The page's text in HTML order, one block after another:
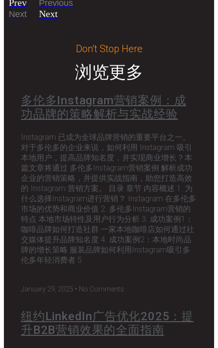
Prev
Previous
Next
Next
Don’t Stop Here
浏览更多
多伦多Instagram营销案例：成
功品牌的策略解析与实战经验
Instagram 已成为全球品牌营销的重要平台之一。
对于多伦多的企业来说，如何利用 Instagram 吸引
本地用户，提高品牌知名度，并实现商业增长？本
篇文章将通过 多伦多Instagram营销案例 解析成功
企业的营销策略，并提供实战指南，助您打造高效
的 Instagram 营销方案。 目录 章节 内容概述 1. 为
什么选择Instagram进行营销？ Instagram 在多伦多
市场的优势和商业价值 2. 多伦多Instagram营销的
特点 本地市场特性及用户行为分析 3. 成功案例1：
咖啡品牌如何打造社群 一家本地咖啡店如何通过社
交媒体提升品牌知名度 4. 成功案例2：本地时尚品
牌的增长策略 服装品牌如何利用Instagram吸引多
伦多年轻消费者 5.
January 29, 2025 No Comments
纽约LinkedIn广告优化2025：提
升B2B营销效果的全面指南